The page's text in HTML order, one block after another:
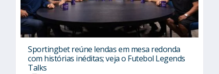
Sportingbet reúne lendas em mesa redonda
com histórias inéditas; veja o Futebol Legends
Talks